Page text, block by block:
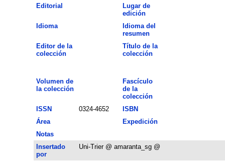
Editorial
Lugar de
edición
Idioma
Idioma del
resumen
Editor de la
colección
Título de la
colección
Volumen de
la colección
Fascículo
de la
colección
ISSN
0324-4652
ISBN
Área
Expedición
Notas
Insertado
por
Uni-Trier @ amaranta_sg @